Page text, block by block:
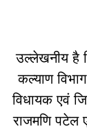
उल्लेखनीय है
कल्याण
विधायक एवं
राजमणि पटेल